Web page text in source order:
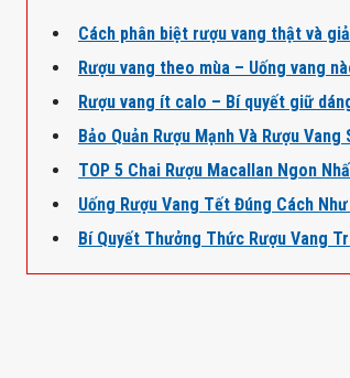
Cách phân biệt rượu vang thật và giả
Rượu vang theo mùa – Uống vang
Rượu vang ít calo – Bí quyết giữ
Bảo Quản Rượu Mạnh Và Rượu Vang
TOP 5 Chai Rượu Macallan Ngon
Uống Rượu Vang Tết Đúng Cách
Bí Quyết Thưởng Thức Rượu Vang